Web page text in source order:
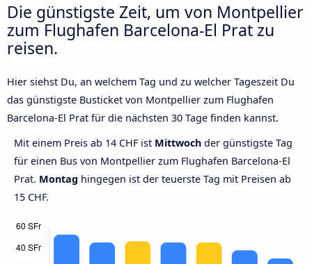
Die günstigste Zeit, um von Montpellier
zum Flughafen Barcelona-El Prat zu
reisen.
Hier siehst Du, an welchem Tag und zu welcher Tageszeit Du
das günstigste Busticket von Montpellier zum Flughafen
Barcelona-El Prat für die nächsten 30 Tage finden kannst.
Mit einem Preis ab 14 CHF ist Mittwoch der günstigste Tag
für einen Bus von Montpellier zum Flughafen Barcelona-El
Prat. Montag hingegen ist der teuerste Tag mit Preisen ab
15 CHF.